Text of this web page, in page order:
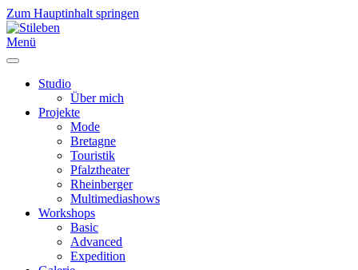
Zum Hauptinhalt springen
Menü
Studio
Über mich
Projekte
Mode
Bretagne
Touristik
Pfalztheater
Rheinberger
Multimediashows
Workshops
Basic
Advanced
Expedition